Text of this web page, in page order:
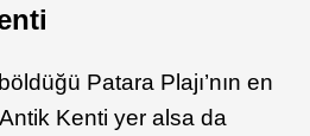
Patara Plajı’nın en
Kenti yer alsa da